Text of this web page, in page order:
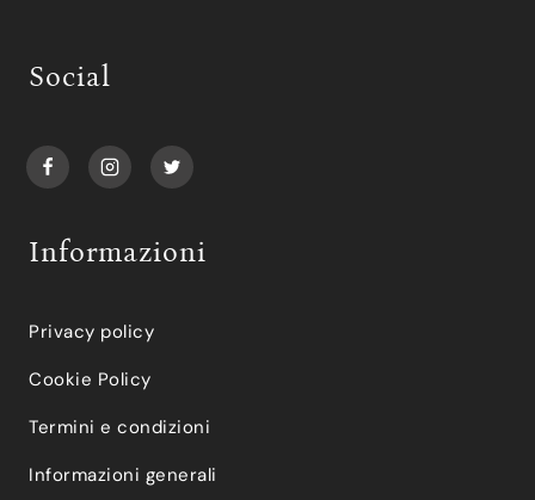
Social
Informazioni
Privacy policy
Cookie Policy
Termini e condizioni
Informazioni generali